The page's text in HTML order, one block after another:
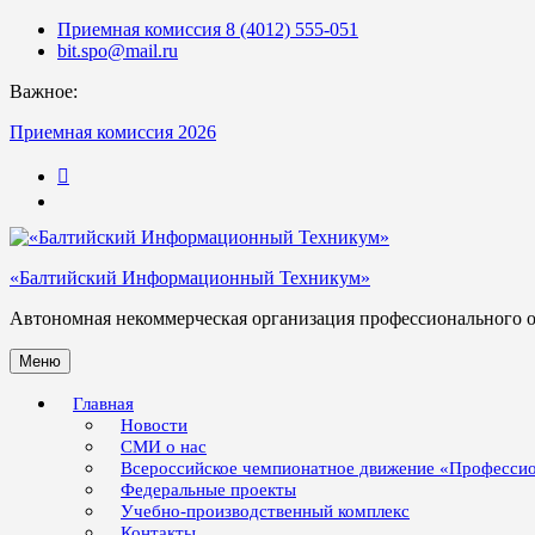
Skip
Приемная комиссия 8 (4012) 555-051
bit.spo@mail.ru
Важное:
Приемная комиссия 2026
«Балтийский Информационный Техникум»
Автономная некоммерческая организация профессионального
Меню
Главная
Новости
СМИ о нас
Всероссийское чемпионатное движение
Федеральные проекты
Учебно-производственный комплекс